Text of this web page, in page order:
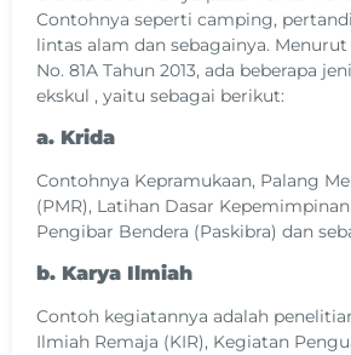
Contohnya seperti camping,
lintas alam dan sebagainya.
No. 81A Tahun 2013, ada beberapa
ekskul , yaitu sebagai berikut:
a. Krida
Contohnya Kepramukaan, Palang
(PMR), Latihan Dasar
Pengibar Bendera (Paskibra) dan
b. Karya Ilmiah
Contoh kegiatannya adalah
Ilmiah Remaja (KIR), Kegiatan